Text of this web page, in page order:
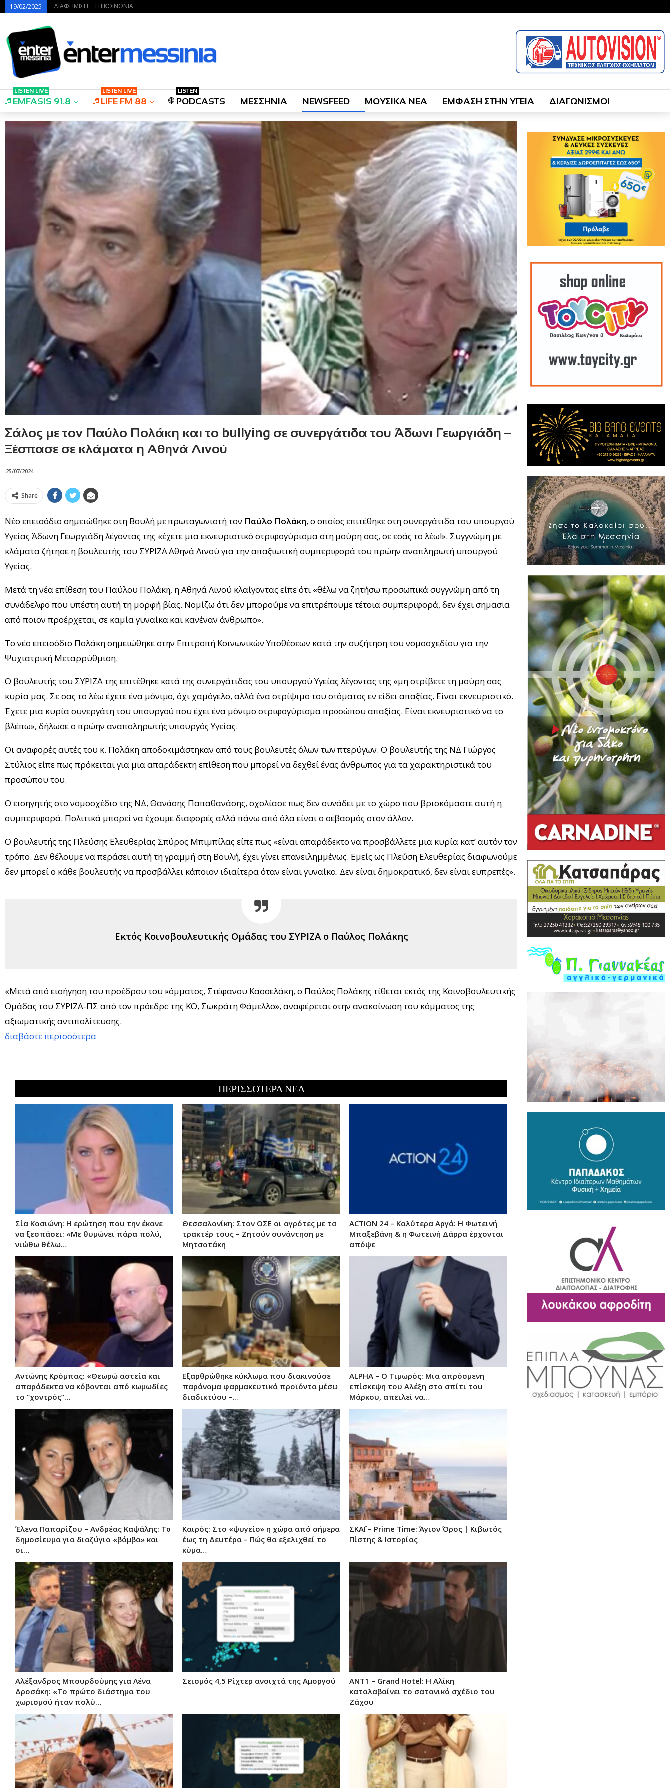
19/02/2025 ΔΙΑΦΗΜΙΣΗ ΕΠΙΚΟΙΝΩΝΙΑ
EMFASIS 91.8
LISTEN LIVE
LIFE FM 88
LISTEN LIVE
PODCASTS
LISTEN
ΜΕΣΣΗΝΙΑ NEWSFEED ΜΟΥΣΙΚΑ ΝΕΑ ΕΜΦΑΣΗ ΣΤΗΝ ΥΓΕΙΑ ΔΙΑΓΩΝΙΣΜΟΙ
Σάλος με τον Παύλο Πολάκη και το bullying σε συνεργάτιδα του Άδωνι Γεωργιάδη –
Ξέσπασε σε κλάματα η Αθηνά Λινού
25/07/2024
Share
Νέο επεισόδιο σημειώθηκε στη Βουλή με πρωταγωνιστή τον Παύλο Πολάκη, o οποίος επιτέθηκε στη συνεργάτιδα του υπουργού
Υγείας Άδωνη Γεωργιάδη λέγοντας της «έχετε μια εκνευριστικό στριφογύρισμα στη μούρη σας, σε εσάς το λέω!». Συγγνώμη με
κλάματα ζήτησε η βουλευτής του ΣΥΡΙΖΑ Αθηνά Λινού για την απαξιωτική συμπεριφορά του πρώην αναπληρωτή υπουργού
Υγείας.
Μετά τη νέα επίθεση του Παύλου Πολάκη, η Αθηνά Λινού κλαίγοντας είπε ότι «θέλω να ζητήσω προσωπικά συγγνώμη από τη
συνάδελφο που υπέστη αυτή τη μορφή βίας. Νομίζω ότι δεν μπορούμε να επιτρέπουμε τέτοια συμπεριφορά, δεν έχει σημασία
από ποιον προέρχεται, σε καμία γυναίκα και κανέναν άνθρωπο».
Το νέο επεισόδιο Πολάκη σημειώθηκε στην Επιτροπή Κοινωνικών Υποθέσεων κατά την συζήτηση του νομοσχεδίου για την
Ψυχιατρική Μεταρρύθμιση.
Ο βουλευτής του ΣΥΡΙΖΑ της επιτέθηκε κατά της συνεργάτιδας του υπουργού Υγείας λέγοντας της «μη στρίβετε τη μούρη σας
κυρία μας. Σε σας το λέω έχετε ένα μόνιμο, όχι χαμόγελο, αλλά ένα στρίψιμο του στόματος εν είδει απαξίας. Είναι εκνευριστικό.
Έχετε μια κυρία συνεργάτη του υπουργού που έχει ένα μόνιμο στριφογύρισμα προσώπου απαξίας. Είναι εκνευριστικό να το
βλέπω», δήλωσε ο πρώην αναποληρωτής υπουργός Υγείας.
Οι αναφορές αυτές του κ. Πολάκη αποδοκιμάστηκαν από τους βουλευτές όλων των πτερύγων. Ο βουλευτής της ΝΔ Γιώργος
Στύλιος είπε πως πρόκειται για μια απαράδεκτη επίθεση που μπορεί να δεχθεί ένας άνθρωπος για τα χαρακτηριστικά του
προσώπου του.
Ο εισηγητής στο νομοσχέδιο της ΝΔ, Θανάσης Παπαθανάσης, σχολίασε πως δεν συνάδει με το χώρο που βρισκόμαστε αυτή η
συμπεριφορά. Πολιτικά μπορεί να έχουμε διαφορές αλλά πάνω από όλα είναι ο σεβασμός στον άλλον.
Ο βουλευτής της Πλεύσης Ελευθερίας Σπύρος Μπιμπίλας είπε πως «είναι απαράδεκτο να προσβάλλετε μια κυρία κατ’ αυτόν τον
τρόπο. Δεν θέλουμε να περάσει αυτή τη γραμμή στη Βουλή, έχει γίνει επανειλημμένως. Εμείς ως Πλεύση Ελευθερίας διαφωνούμε
δεν μπορεί ο κάθε βουλευτής να προσβάλλει κάποιον ιδιαίτερα όταν είναι γυναίκα. Δεν είναι δημοκρατικό, δεν είναι ευπρεπές».
Εκτός Κοινοβουλευτικής Ομάδας του ΣΥΡΙΖΑ ο Παύλος Πολάκης
«Μετά από εισήγηση του προέδρου του κόμματος, Στέφανου Κασσελάκη, ο Παύλος Πολάκης τίθεται εκτός της Κοινοβουλευτικής
Ομάδας του ΣΥΡΙΖΑ-ΠΣ από τον πρόεδρο της ΚΟ, Σωκράτη Φάμελλο», αναφέρεται στην ανακοίνωση του κόμματος της
αξιωματικής αντιπολίτευσης.
διαβάστε περισσότερα
ΠΕΡΙΣΣΟΤΕΡΑ ΝΕΑ
Σία Κοσιώνη: Η ερώτηση που την έκανε
να ξεσπάσει: «Με θυμώνει πάρα πολύ,
νιώθω θέλω…
Θεσσαλονίκη: Στον ΟΣΕ οι αγρότες με τα
τρακτέρ τους – Ζητούν συνάντηση με
Μητσοτάκη
ACTION 24 – Καλύτερα Αργά: Η Φωτεινή
Μπαξεβάνη & η Φωτεινή Δάρρα έρχονται
απόψε
Αντώνης Κρόμπας: «Θεωρώ αστεία και
απαράδεκτα να κόβονται από κωμωδίες
το “χοντρός”…
Εξαρθρώθηκε κύκλωμα που διακινούσε
παράνομα φαρμακευτικά προϊόντα μέσω
διαδικτύου –…
ALPHA – Ο Τιμωρός: Μια απρόσμενη
επίσκεψη του Αλέξη στο σπίτι του
Μάρκου, απειλεί να…
Έλενα Παπαρίζου – Ανδρέας Καψάλης: Το
δημοσίευμα για διαζύγιο «βόμβα» και
οι…
Καιρός: Στο «ψυγείο» η χώρα από σήμερα
έως τη Δευτέρα – Πώς θα εξελιχθεί το
κύμα…
ΣΚΑΪ – Prime Time: Άγιον Όρος | Κιβωτός
Πίστης & Ιστορίας
Αλέξανδρος Μπουρδούμης για Λένα
Δροσάκη: «Το πρώτο διάστημα του
χωρισμού ήταν πολύ…
Σεισμός 4,5 Ρίχτερ ανοιχτά της Αμοργού
ΑΝΤ1 – Grand Hotel: Η Αλίκη
καταλαβαίνει το σατανικό σχέδιο του
Ζάχου